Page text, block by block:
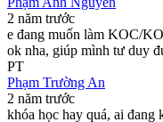
2 năm trước
e đang muốn làm KOC/
ok nha, giúp mình tư duy
PT
Phạm Trường An
2 năm trước
khóa học hay quá, ai đang